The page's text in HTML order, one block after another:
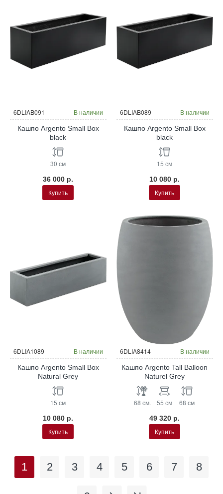
6DLIAB091 В наличии
Кашпо Argento Small Box
black
30 см
36 000 р.
Купить
6DLIAB089 В наличии
Кашпо Argento Small Box
black
15 см
10 080 р.
Купить
6DLIA1089 В наличии
Кашпо Argento Small Box
Natural Grey
15 см
10 080 р.
Купить
6DLIA8414 В наличии
Кашпо Argento Tall Balloon
Naturel Grey
68 см. 55 см 68 см
49 320 р.
Купить
1 2 3 4 5 6 7 8